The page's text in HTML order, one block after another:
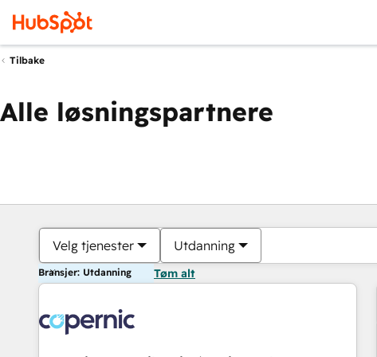
Tilbake
Alle løsningspartnere
Velg tjenester Utdanning
Bransjer: Utdanning Tøm alt